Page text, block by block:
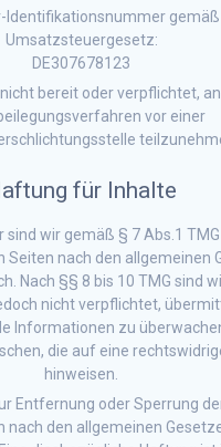
Identifikationsnummer gemäß
Umsatzsteuergesetz:
DE307678123
bereit oder verpflichtet, an
vor einer
für Inhalte
sind wir gemäß § 7 Abs.1
Seiten nach den allgemeinen
Nach §§ 8 bis 10 TMG sind
nicht verpflichtet,
Informationen zu
die auf eine
hinweisen.
Entfernung oder Sperrung
nach den allgemeinen